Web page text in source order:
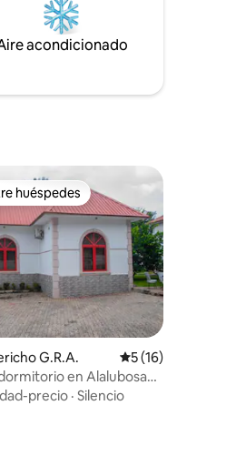
acondicionado
de 5, 4 reseñas
preferido
huéspedes
G.R.A. Calificación
5 (16)
en Alalubosa
precio · Silencio